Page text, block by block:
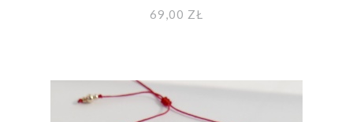
69,00 ZŁ